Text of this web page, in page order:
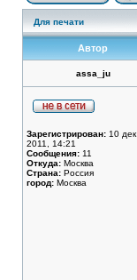
Для печати
Автор
assa_ju
Зарегистрирован: 10 дек
2011, 14:21
Сообщения: 11
Откуда: Москва
Страна: Россия
город: Москва